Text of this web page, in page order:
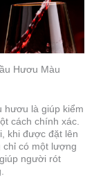
Hươu Màu
hươu là giúp kiểm
cách chính xác.
khi được đặt lên
chỉ có một lượng
người rót